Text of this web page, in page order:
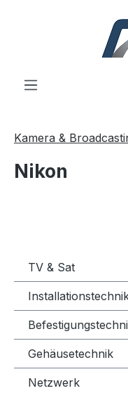
Kamera &
Nikon
TV & Sat
Gehäusetechnik
Netzwerk